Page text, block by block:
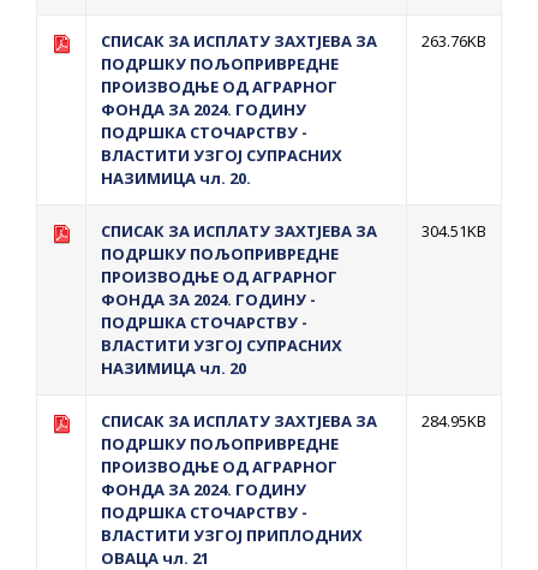
СПИСАК ЗА ИСПЛАТУ ЗАХТЈЕВА ЗА
ПОДРШКУ ПОЉОПРИВРЕДНЕ
ПРОИЗВОДЊЕ ОД АГРАРНОГ
ФОНДА ЗА 2024. ГОДИНУ
ПОДРШКА СТОЧАРСТВУ -
ВЛАСТИТИ УЗГОЈ СУПРАСНИХ
НАЗИМИЦА чл. 20.
263.76KB
СПИСАК ЗА ИСПЛАТУ ЗАХТЈЕВА ЗА
ПОДРШКУ ПОЉОПРИВРЕДНЕ
ПРОИЗВОДЊЕ ОД АГРАРНОГ
ФОНДА ЗА 2024. ГОДИНУ -
ПОДРШКА СТОЧАРСТВУ -
ВЛАСТИТИ УЗГОЈ СУПРАСНИХ
НАЗИМИЦА чл. 20
304.51KB
СПИСАК ЗА ИСПЛАТУ ЗАХТЈЕВА ЗА
ПОДРШКУ ПОЉОПРИВРЕДНЕ
ПРОИЗВОДЊЕ ОД АГРАРНОГ
ФОНДА ЗА 2024. ГОДИНУ
ПОДРШКА СТОЧАРСТВУ -
ВЛАСТИТИ УЗГОЈ ПРИПЛОДНИХ
ОВАЦА чл. 21
284.95KB